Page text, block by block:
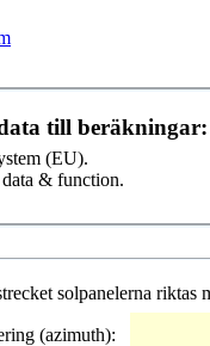
till beräkningar:
(EU).
& function.
solpanelerna riktas
(azimuth):